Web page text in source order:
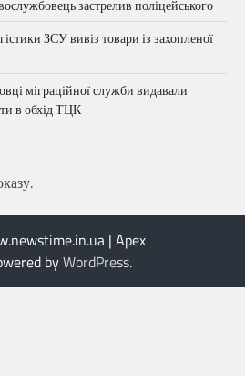
застрелив поліцейського
ЗСУ вивіз товари із захопленої
міграційної служби видавали
в обхід ТЦК
| Apex
byWordPress.